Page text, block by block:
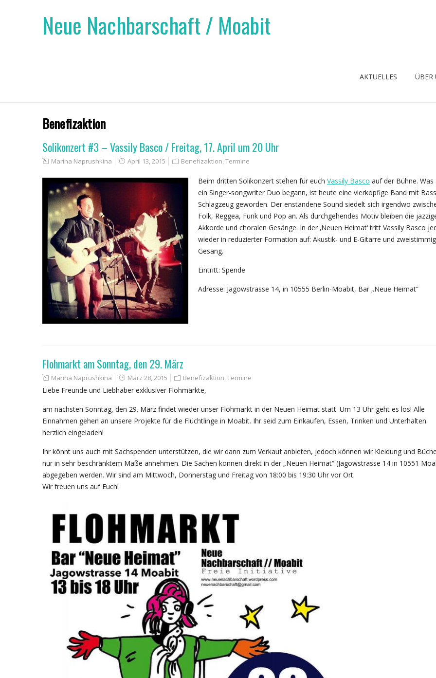
Neue Nachbarschaft / Moabit
AKTUELLES ÜBER
Benefizaktion
Solikonzert #3 – Vassily Basco / Freitag, 17. April um 20 Uhr
Marina Naprushkina April 13, 2015 Benefizaktion,Termine
Beim dritten Solikonzert stehen für euch Vassily Basco auf der Bühne. Was
ein Singer-songwriter Duo begann, ist heute eine vierköpfige Band mit
Schlagzeug geworden. Der enstandene Sound siedelt sich irgendwo
Folk, Reggea, Funk und Pop an. Als durchgehendes Motiv bleiben die
Akkorde und choralen Gesänge. In der ‚Neuen Heimat‘ tritt Vassily Basco
wieder in reduzierter Formation auf: Akustik- und E-Gitarre und
Gesang.
Eintritt: Spende
Adresse: Jagowstrasse 14, in 10555 Berlin-Moabit, Bar „Neue Heimat“
Flohmarkt am Sonntag, den 29. März
Marina Naprushkina März 28, 2015 Benefizaktion,Termine
Liebe Freunde und Liebhaber exklusiver Flohmärkte,
am nächsten Sonntag, den 29. März findet wieder unser Flohmarkt in der Neuen Heimat statt. Um 13 Uhr geht es los! Alle
Einnahmen gehen an unsere Projekte für die Flüchtlinge in Moabit. Ihr seid zum Einkaufen, Essen, Trinken und Unterhalten
herzlich eingeladen!
Ihr könnt uns auch mit Sachspenden unterstützen, die wir dann zum Verkauf anbieten, jedoch können wir Kleidung und
nur in sehr beschränktem Maße annehmen. Die Sachen können direkt in der „Neuen Heimat“ (Jagowstrasse 14 in 10551
abgegeben werden. Wir sind am Mittwoch, Donnerstag und Freitag von 18:00 bis 19:30 Uhr vor Ort.
Wir freuen uns auf Euch!